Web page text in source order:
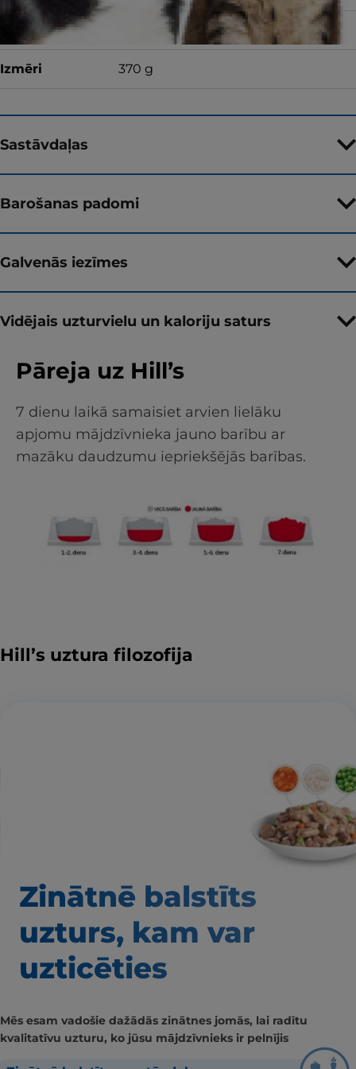
Izmēri 370 g
Sastāvdaļas
Barošanas padomi
Galvenās iezīmes
Vidējais uzturvielu un kaloriju saturs
Pāreja uz Hill’s
7 dienu laikā samaisiet arvien lielāku
apjomu mājdzīvnieka jauno barību ar
mazāku daudzumu iepriekšējās barības.
Hill’s uztura filozofija
Zinātnē balstīts
uzturs, kam var
uzticēties
Mēs esam vadošie dažādās zinātnes jomās, lai radītu
kvalitatīvu uzturu, ko jūsu mājdzīvnieks ir pelnījis